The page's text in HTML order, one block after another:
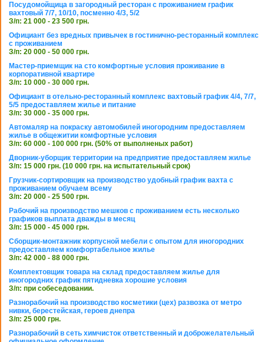
Посудомойщица в загородный ресторан с проживанием график
вахтовый 7/7, 10/10, посменно 4/3, 5/2
З/п: 21 000 - 23 500 грн.
Официант без вредных привычек в гостинично-ресторанный комплекс
с проживанием
З/п: 20 000 - 50 000 грн.
Мастер-приемщик на сто комфортные условия проживание в
корпоративной квартире
З/п: 10 000 - 30 000 грн.
Официант в отельно-ресторанный комплекс вахтовый график 4/4, 7/7,
5/5 предоставляем жилье и питание
З/п: 30 000 - 35 000 грн.
Автомаляр на покраску автомобилей иногородним предоставляем
жилье в общежитии комфортные условия
З/п: 60 000 - 100 000 грн. (50% от выполненых работ)
Дворник-уборщик территории на предприятие предоставляем жилье
З/п: 15 000 грн. (10 000 грн. на испытательный срок)
Грузчик-сортировщик на производство удобный график вахта с
проживанием обучаем всему
З/п: 20 000 - 25 500 грн.
Рабочий на производство мешков с проживанием есть несколько
графиков выплата дважды в месяц
З/п: 15 000 - 45 000 грн.
Сборщик-монтажник корпусной мебели с опытом для иногородних
предоставляем комфортабельное жилье
З/п: 42 000 - 88 000 грн.
Комплектовщик товара на склад предоставляем жилье для
иногородних график пятидневка хорошие условия
З/п: при собеседовании.
Разнорабочий на производство косметики (цех) развозка от метро
нивки, берестейская, героев днепра
З/п: 25 000 грн.
Разнорабочий в сеть химчисток ответственный и доброжелательный